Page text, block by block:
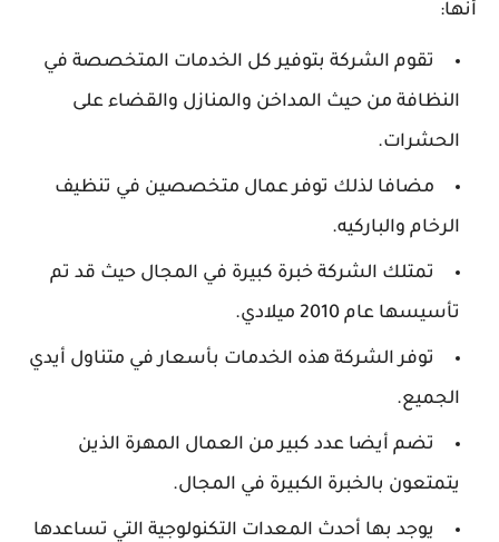
أنها:
تقوم الشركة بتوفير كل الخدمات المتخصصة في
النظافة من حيث المداخن والمنازل والقضاء على
الحشرات.
مضافا لذلك توفر عمال متخصصين في تنظيف
الرخام والباركيه.
تمتلك الشركة خبرة كبيرة في المجال حيث قد تم
تأسيسها عام 2010 ميلادي.
توفر الشركة هذه الخدمات بأسعار في متناول أيدي
الجميع.
تضم أيضا عدد كبير من العمال المهرة الذين
يتمتعون بالخبرة الكبيرة في المجال.
يوجد بها أحدث المعدات التكنولوجية التي تساعدها